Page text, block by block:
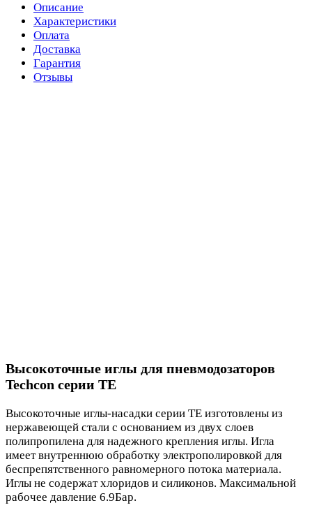
Описание
Характеристики
Оплата
Доставка
Гарантия
Отзывы
Высокоточные иглы для пневмодозаторов
Techcon серии TE
Высокоточные иглы-насадки серии TE изготовлены из
нержавеющей стали с основанием из двух слоев
полипропилена для надежного крепления иглы. Игла
имеет внутреннюю обработку электрополировкой для
беспрепятственного равномерного потока материала.
Иглы не содержат хлоридов и силиконов. Максимальной
рабочее давление 6.9Бар.